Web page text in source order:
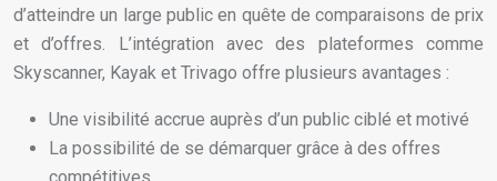
d’atteindre un large public en quête de comparaisons de prix
et d’offres. L’intégration avec des plateformes comme
Skyscanner, Kayak et Trivago offre plusieurs avantages :
Une visibilité accrue auprès d’un public ciblé et motivé
La possibilité de se démarquer grâce à des offres